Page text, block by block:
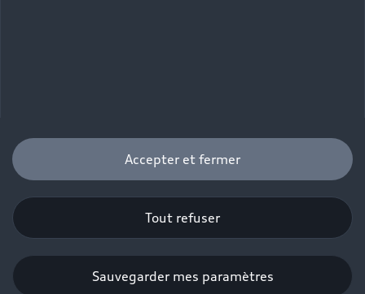
Accepter et fermer
Tout refuser
Sauvegarder mes paramètres